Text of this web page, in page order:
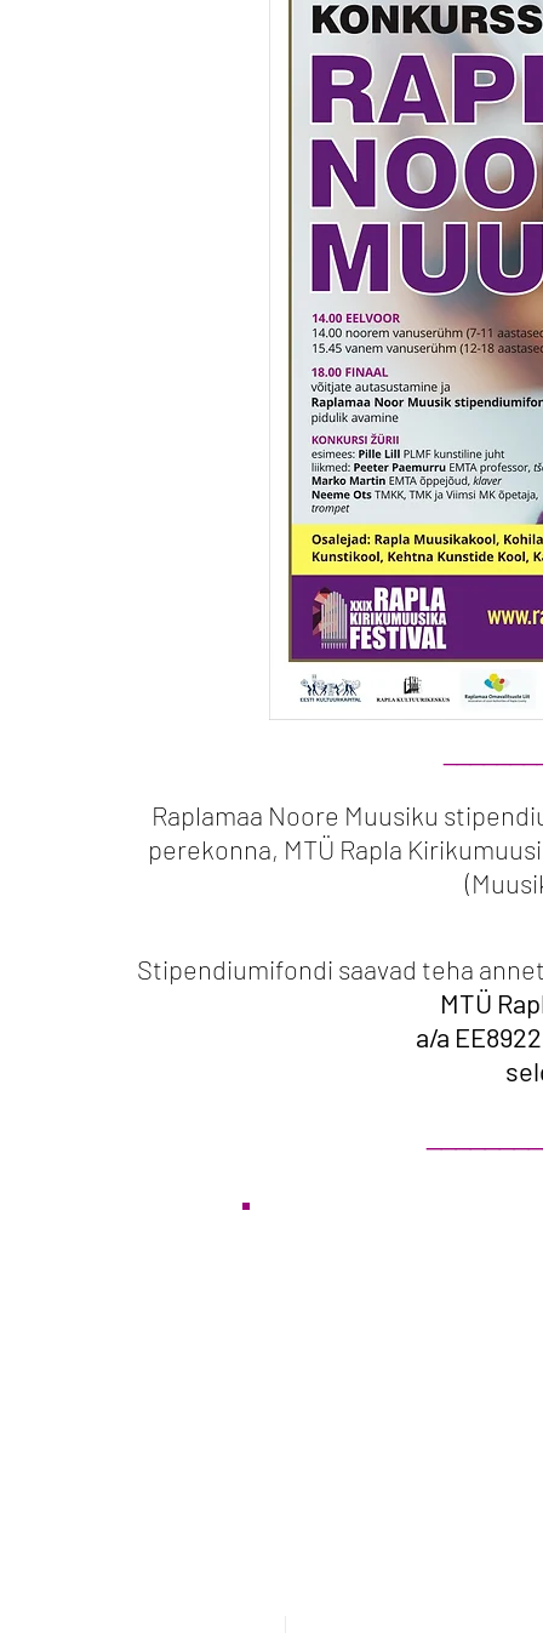
Raplamaa Noore Muusiku
perekonna, MTÜ Rapla
Stipendiumifondi saavad teha
MTÜ
a/a